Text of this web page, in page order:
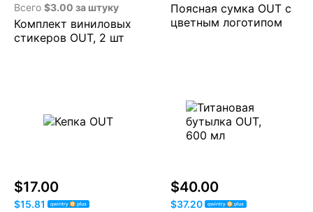
Всего $3.00 за штуку
Комплект виниловых
стикеров OUT, 2 шт
Поясная сумка OUT с
цветным логотипом
$17.00
$15.81
$40.00
$37.20